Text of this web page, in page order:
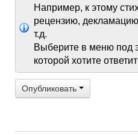
Например, к этому
рецензию,
т.д.
Выберите в меню под
которой хотите
Опубликовать